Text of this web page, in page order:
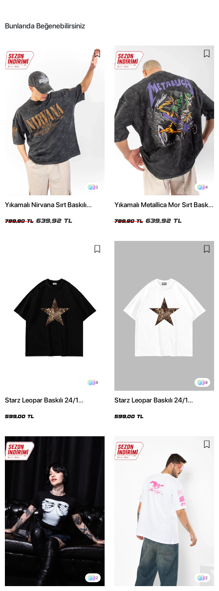
Bunlarıda Beğenebilirsiniz
2
Yıkamalı Nirvana Sırt Baskılı
799,90 TL 639,92 TL
4
Yıkamalı Metallica Mor Sırt Baskılı
799,90 TL 639,92 TL
8
Starz Leopar Baskılı 24/1
599,00 TL
8
Starz Leopar Baskılı 24/1
599,00 TL
2 2